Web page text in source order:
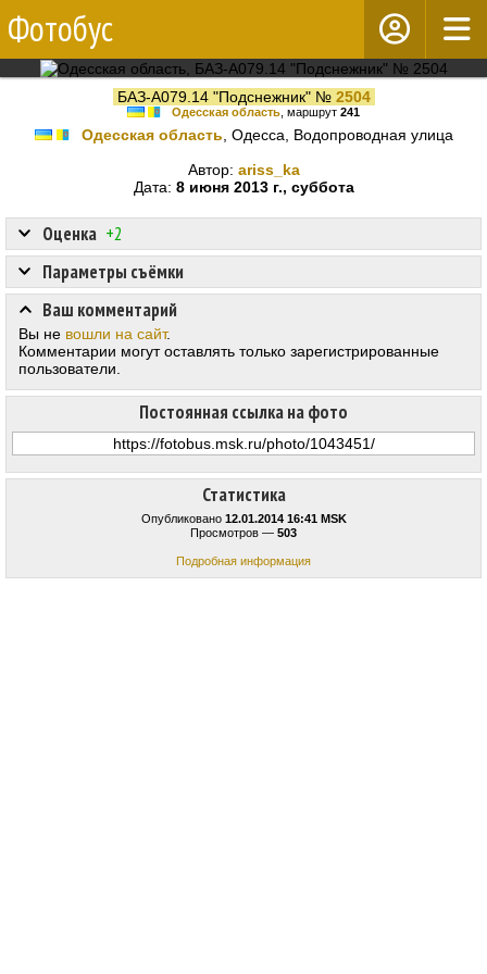
Фотобус
БАЗ-А079.14 "Подснежник" № 2504
Одесская область , маршрут 241
Одесская область , Одесса, Водопроводная улица
Автор: ariss_ka
Дата: 8 июня 2013 г., суббота
Статистика
Опубликовано 12.01.2014 16:41 MSK
Просмотров — 503
Подробная информация
Оценка +2
Постоянная ссылка на фото
Параметры съёмки
Ваш комментарий
Вы не вошли на сайт.
Комментарии могут оставлять только зарегистрированные
пользователи.